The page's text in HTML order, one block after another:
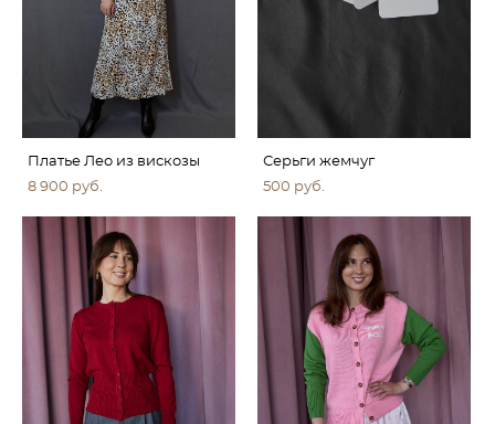
Платье Лео из вискозы
8 900 pуб.
Серьги жемчуг
500 pуб.